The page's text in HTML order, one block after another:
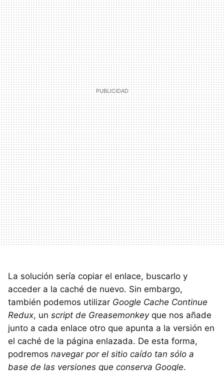
La solución sería copiar el enlace, buscarlo y
acceder a la caché de nuevo. Sin embargo,
también podemos utilizar Google Cache Continue
Redux, un script de Greasemonkeyque nos añade
junto a cada enlace otro que apunta a la versión en
el caché de la página enlazada. De esta forma,
podremos navegar por el sitio caído tan sólo a
base de las versiones que conserva Google.